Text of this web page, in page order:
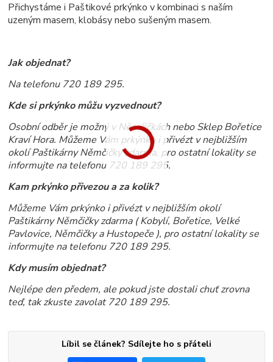
Přichystáme i Paštikové prkýnko v kombinaci s naším
uzeným masem, klobásy nebo sušeným masem.
Jak objednat?
Na telefonu 720 189 295.
Kde si prkýnko můžu vyzvednout?
Osobní odběr je možný v Němčičkách nebo Sklep Bořetice
Kraví Hora. Můžeme Vám prkýnko i přivézt v nejbližším
okolí Paštikárny Němčičky zdarma, pro ostatní lokality se
informujte na telefonu 720 189 295.
Kam prkýnko přivezou a za kolik?
Můžeme Vám prkýnko i přivézt v nejbližším okolí
Paštikárny Němčičky zdarma ( Kobylí, Bořetice, Velké
Pavlovice, Němčičky a Hustopeče ), pro ostatní lokality se
informujte na telefonu 720 189 295.
Kdy musím objednat?
Nejlépe den předem, ale pokud jste dostali chuť zrovna
teď, tak zkuste zavolat 720 189 295.
Líbil se článek? Sdílejte ho s přáteli